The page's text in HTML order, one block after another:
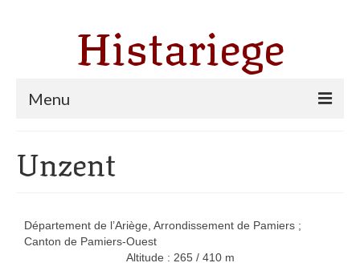
Histariege
Menu
Thèmes
Pastoralisme
Unzent
Département de l’Ariège, Arrondissement de Pamiers ;
Canton de Pamiers-Ouest
Altitude : 265 / 410 m